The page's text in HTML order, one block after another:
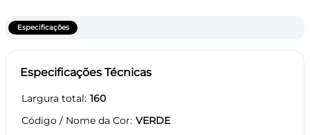
Especificações
Especificações Técnicas
Largura total 160
Código / Nome da Cor VERDE